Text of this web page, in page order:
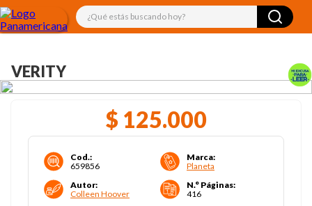
¿Qué estás buscando hoy?
VERITY
$ 125.000
Cod.:
659856
Marca:
Planeta
Autor:
Colleen Hoover
N.° Páginas:
416